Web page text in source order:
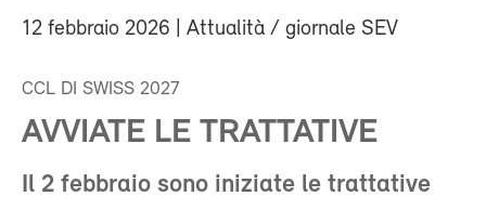
12 febbraio 2026 | Attualità / giornale SEV
CCL DI SWISS 2027
AVVIATE LE TRATTATIVE
Il 2 febbraio sono iniziate le trattative